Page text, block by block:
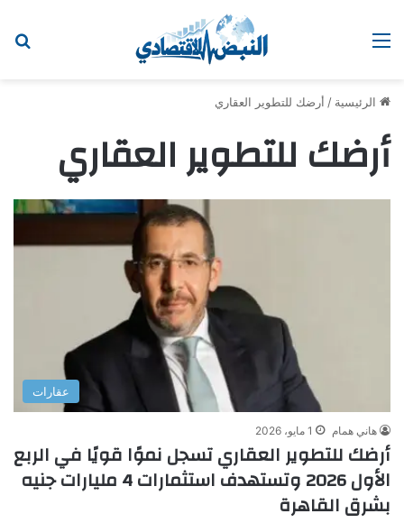
القائمة
الرئيسية / أرضك للتطوير العقاري
أرضك للتطوير العقاري
عقارات
هاني همام 1 مايو، 2026
أرضك للتطوير العقاري تسجل نموًا قويًا في الربع
الأول 2026 وتستهدف استثمارات 4 مليارات جنيه
بشرق القاهرة